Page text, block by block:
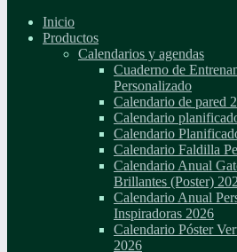
Inicio
Productos
Calendarios y agendas
Cuaderno de
Personalizado
Calendario de pared
Calendario
Calendario
Calendario Faldilla
Calendario Anual
Brillantes (Poster)
Calendario Anual
Inspiradoras 2026
Calendario Póster
2026